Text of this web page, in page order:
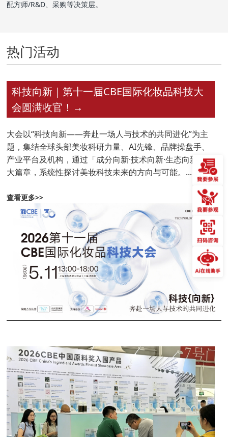
配方师/R&D、采购等决策层。
热门活动
科技向新｜第十一届CBE国际化妆品科技大
会圆满收官！ →
大会以“科技向新——奔赴一场人与技术的共同进化”为主
题，集结全球头部美妆科研力量、AI先锋、品牌操盘手、
产业平台及机构，通过「成分向新·技术向新·生态向新」三
大篇章，系统性探讨美妆科技未来的方向与可能。...
查看更多>>